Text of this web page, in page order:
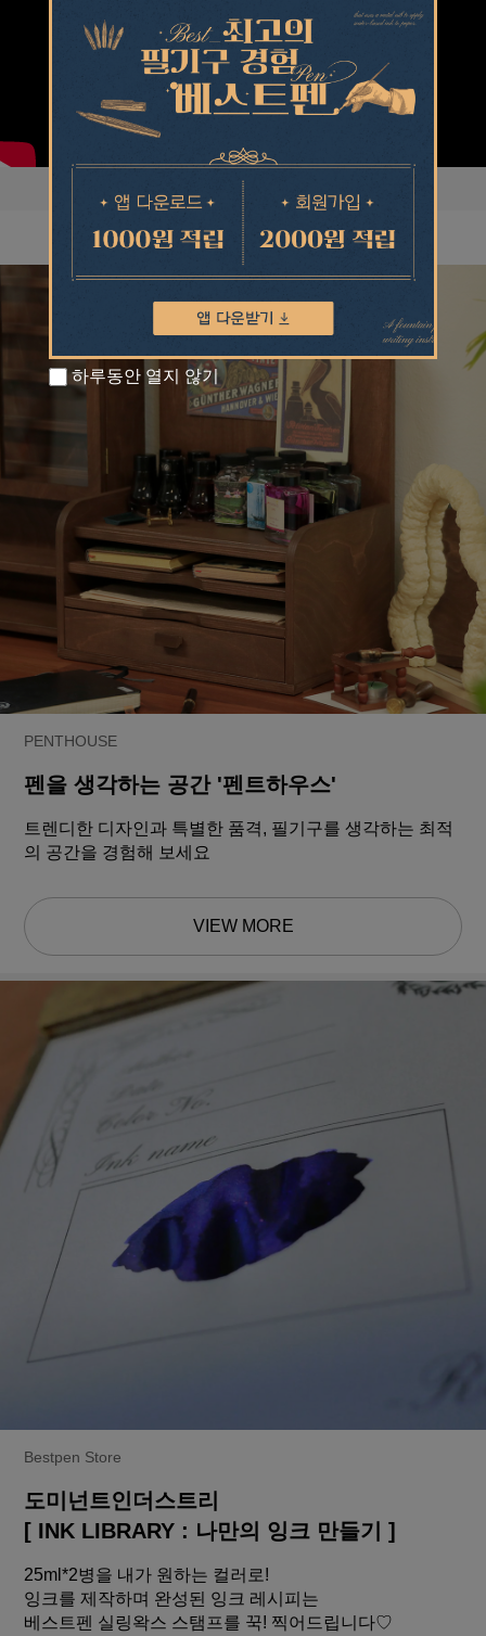
PENTHOUSE
펜을 생각하는 공간 '펜트하우스'
트렌디한 디자인과 특별한 품격, 필기구를 생각하는 최적
의 공간을 경험해 보세요
VIEW MORE
Bestpen Store
도미넌트인더스트리
[ INK LIBRARY : 나만의 잉크 만들기 ]
25ml*2병을 내가 원하는 컬러로!
잉크를 제작하며 완성된 잉크 레시피는
베스트펜 실링왁스 스탬프를 꾹! 찍어드립니다♡
하루동안 열지 않기